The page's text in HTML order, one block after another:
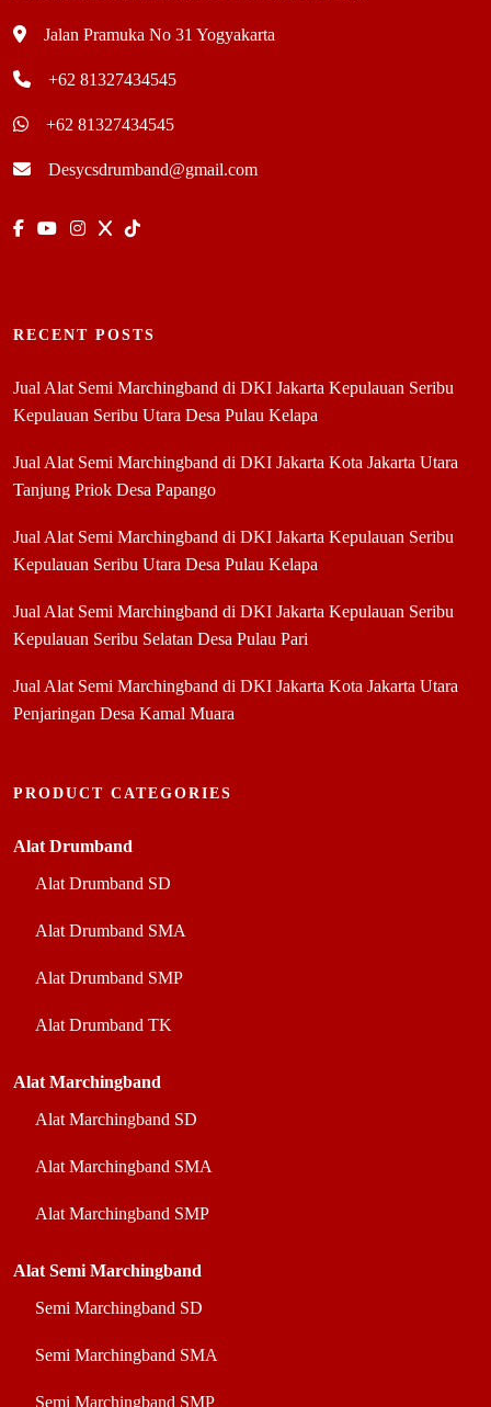
Jalan Pramuka No 31 Yogyakarta
+62 81327434545
+62 81327434545
Desycsdrumband@gmail.com
RECENT POSTS
Jual Alat Semi Marchingband di DKI Jakarta Kepulauan Seribu
Kepulauan Seribu Utara Desa Pulau Kelapa
Jual Alat Semi Marchingband di DKI Jakarta Kota Jakarta Utara
Tanjung Priok Desa Papango
Jual Alat Semi Marchingband di DKI Jakarta Kepulauan Seribu
Kepulauan Seribu Utara Desa Pulau Kelapa
Jual Alat Semi Marchingband di DKI Jakarta Kepulauan Seribu
Kepulauan Seribu Selatan Desa Pulau Pari
Jual Alat Semi Marchingband di DKI Jakarta Kota Jakarta Utara
Penjaringan Desa Kamal Muara
PRODUCT CATEGORIES
Alat Drumband
Alat Drumband SD
Alat Drumband SMA
Alat Drumband SMP
Alat Drumband TK
Alat Marchingband
Alat Marchingband SD
Alat Marchingband SMA
Alat Marchingband SMP
Alat Semi Marchingband
Semi Marchingband SD
Semi Marchingband SMA
Semi Marchingband SMP